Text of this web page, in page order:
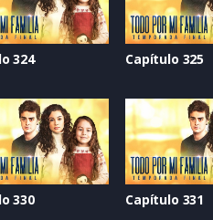
324 Capítulo 325
330 Capítulo 331